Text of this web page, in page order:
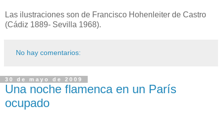
Las ilustraciones son de Francisco Hohenleiter de Castro
(Cádiz 1889- Sevilla 1968).
No hay comentarios:
30 de mayo de 2009
Una noche flamenca en un París
ocupado